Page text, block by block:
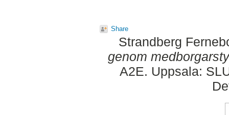
Share
Strandberg
genom
A2E. Uppsala: